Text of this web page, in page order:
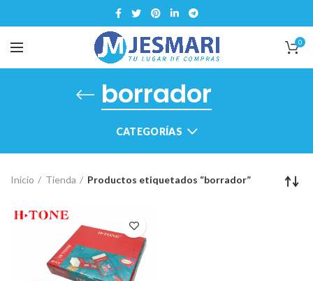
0
borrador
CATEGORÍAS
Inicio Tienda Productos etiquetados “borrador”